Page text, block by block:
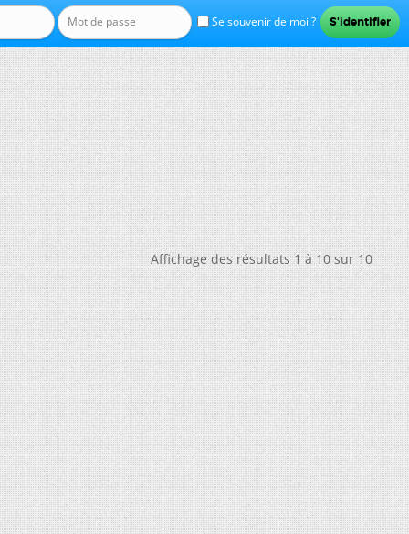
Se souvenir de moi ?
Affichage des résultats 1 à 10 sur 10